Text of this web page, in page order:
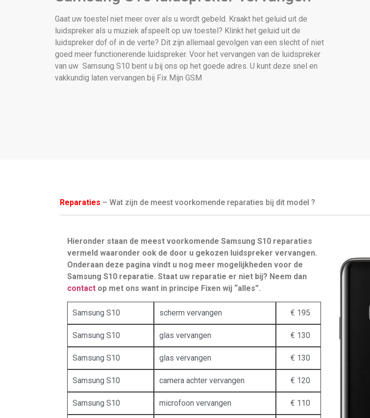
Gaat uw toestel niet meer over als u wordt gebeld. Kraakt het geluid uit de
luidspreker als u muziek afspeelt op uw toestel? Klinkt het geluid uit de
luidspreker dof of in de verte? Dit zijn allemaal gevolgen van een slecht of niet
goed meer functionerende luidspreker. Voor het vervangen van de luidspreker
van uw Samsung S10 bent u bij ons op het goede adres. U kunt deze snel en
vakkundig laten vervangen bij Fix Mijn GSM
Reparaties – Wat zijn de meest voorkomende reparaties bij dit model ?
Hieronder staan de meest voorkomende Samsung S10 reparaties
vermeld waaronder ook de door u gekozen luidspreker vervangen.
Onderaan deze pagina vindt u nog meer mogelijkheden voor de
Samsung S10 reparatie. Staat uw reparatie er niet bij? Neem dan
contact op met ons want in principe Fixen wij “alles”.
Samsung S10 scherm vervangen € 195
Samsung S10 glas vervangen € 130
Samsung S10 glas vervangen € 130
Samsung S10 camera achter vervangen € 120
Samsung S10 microfoon vervangen € 110